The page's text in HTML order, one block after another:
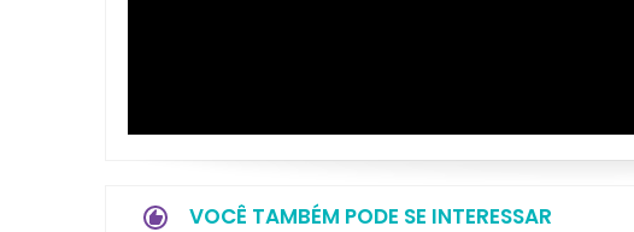
VOCÊ TAMBÉM PODE SE INTERESSAR